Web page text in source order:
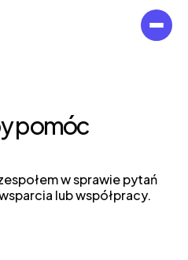
pomóc
w sprawie pytań
lub współpracy.